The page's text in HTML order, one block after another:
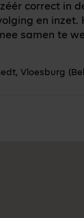
correct in
en inzet.
samen te
Vloesburg